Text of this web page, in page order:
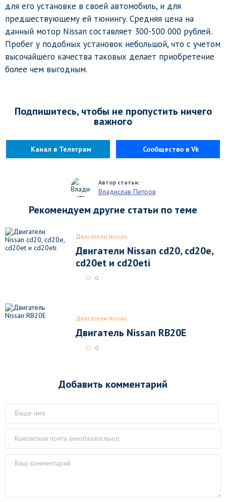
для его установке в своей автомобиль, и для
предшествующему ей тюнингу. Средняя цена на
данный мотор Nissan составляет 300-500 000 рублей.
Пробег у подобных установок небольшой, что с учетом
высочайшего качества таковых делает приобретение
более чем выгодным.
Подпишитесь, чтобы не пропустить ничего
важного
Канал в Телеграм Сообщество в Vk
Владислав Петров
Рекомендуем другие статьи по теме
Двигатели Nissan
Двигатели Nissan cd20, cd20e,
cd20et и cd20eti
0
Двигатели Nissan
Двигатель Nissan RB20E
0
Добавить комментарий